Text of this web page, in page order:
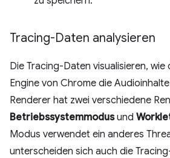
Tracing-Daten analysieren
Die Tracing-Daten visualisieren, wie
Engine von Chrome die
Renderer hat zwei verschiedene
Betriebssystemmodusund
Modus verwendet ein anderes
unterscheiden sich auch die